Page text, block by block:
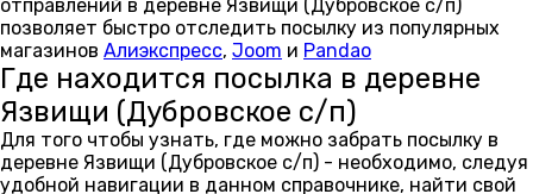
отправлений в деревне Язвищи (Дубровское с/п)
позволяет быстро отследить посылку из популярных
магазинов Алиэкспресс, Joom и Pandao
Где находится посылка в деревне
Язвищи (Дубровское с/п)
Для того чтобы узнать, где можно забрать посылку в
деревне Язвищи (Дубровское с/п) - необходимо, следуя
удобной навигации в данном справочнике, найти свой